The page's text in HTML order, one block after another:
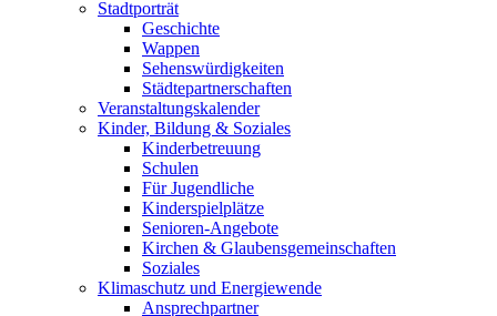
Stadtporträt
Geschichte
Wappen
Sehenswürdigkeiten
Städtepartnerschaften
Veranstaltungskalender
Kinder, Bildung & Soziales
Kinderbetreuung
Schulen
Für Jugendliche
Kinderspielplätze
Senioren-Angebote
Kirchen & Glaubensgemeinschaften
Soziales
Klimaschutz und Energiewende
Ansprechpartner